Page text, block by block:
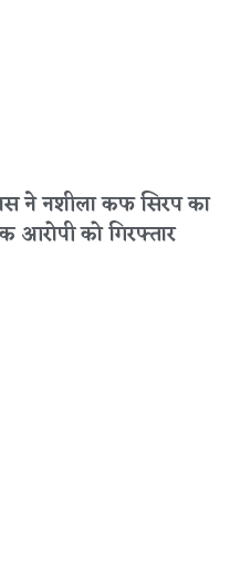
ने नशीला कफ सिरप का
आरोपी को गिरफ्तार